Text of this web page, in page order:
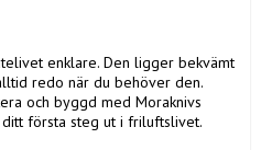
enklare. Den ligger bekvämt
redo när du behöver den.
och byggd med Moraknivs
första steg ut i friluftslivet.